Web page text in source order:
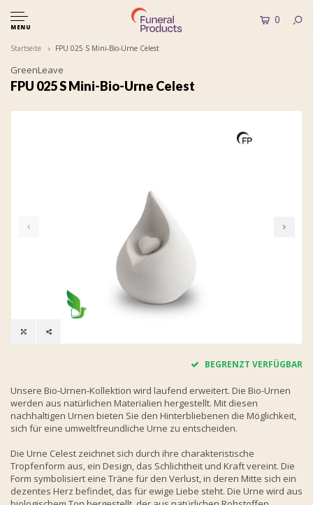
MENU
0
Startseite FPU 025 S Mini-Bio-Urne Celest
GreenLeave
FPU 025 S Mini-Bio-Urne Celest
BEGRENZT VERFÜGBAR
Unsere Bio-Urnen-Kollektion wird laufend erweitert. Die Bio-Urnen
werden aus natürlichen Materialien hergestellt. Mit diesen
nachhaltigen Urnen bieten Sie den Hinterbliebenen die Möglichkeit,
sich für eine umweltfreundliche Urne zu entscheiden.
Die Urne Celest zeichnet sich durch ihre charakteristische
Tropfenform aus, ein Design, das Schlichtheit und Kraft vereint. Die
Form symbolisiert eine Träne für den Verlust, in deren Mitte sich ein
dezentes Herz befindet, das für ewige Liebe steht. Die Urne wird aus